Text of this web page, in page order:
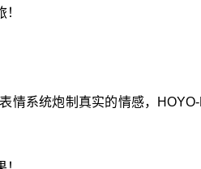
情系统炮制真实的情感，